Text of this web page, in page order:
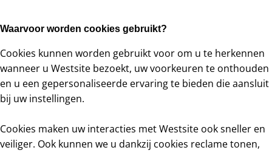
Waarvoor worden cookies gebruikt?
Cookies kunnen worden gebruikt voor om u te herkennen
wanneer u Westsite bezoekt, uw voorkeuren te onthouden
en u een gepersonaliseerde ervaring te bieden die aansluit
bij uw instellingen.
Cookies maken uw interacties met Westsite ook sneller en
veiliger. Ook kunnen we u dankzij cookies reclame tonen,